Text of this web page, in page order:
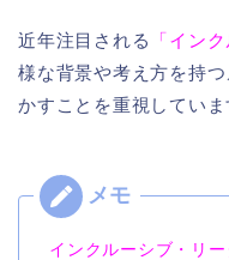
近年注目される 「イン
様な背景や考え方を持
かすことを重視していま
インクルーシブ・リ